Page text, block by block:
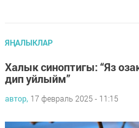
ЯҢАЛЫКЛАР
Халык синоптигы: “Яз
дип уйлыйм”
автор, 17 февраль 2025 - 11:15